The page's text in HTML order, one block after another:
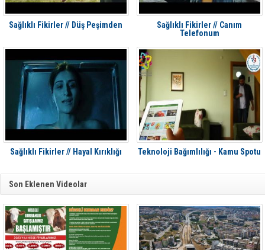
Sağlıklı Fikirler // Düş Peşimden
Sağlıklı Fikirler // Canım
Telefonum
Sağlıklı Fikirler // Hayal Kırıklığı Teknoloji Bağımlılığı - Kamu Spotu
Son Eklenen Videolar